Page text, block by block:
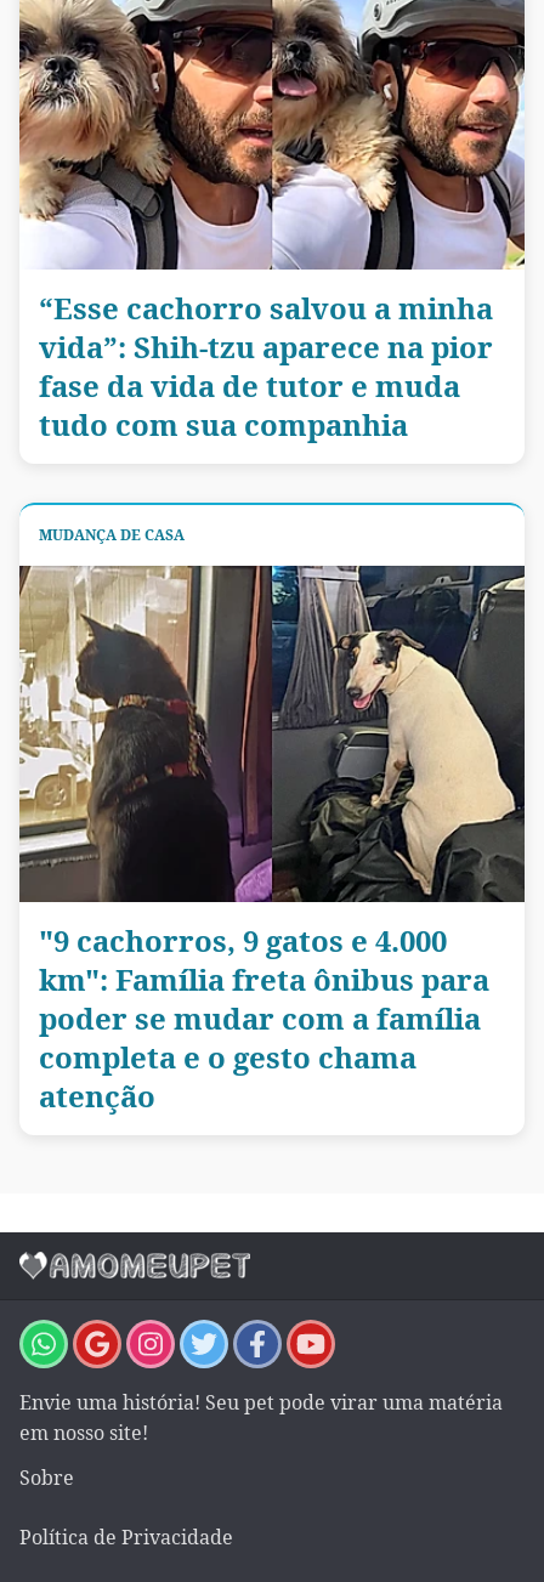
“Esse cachorro salvou a minha
vida”: Shih-tzu aparece na pior
fase da vida de tutor e muda
tudo com sua companhia
MUDANÇA DE CASA
"9 cachorros, 9 gatos e 4.000
km": Família freta ônibus para
poder se mudar com a família
completa e o gesto chama
atenção
Envie uma história! Seu pet pode virar uma matéria
em nosso site!
Sobre
Política de Privacidade